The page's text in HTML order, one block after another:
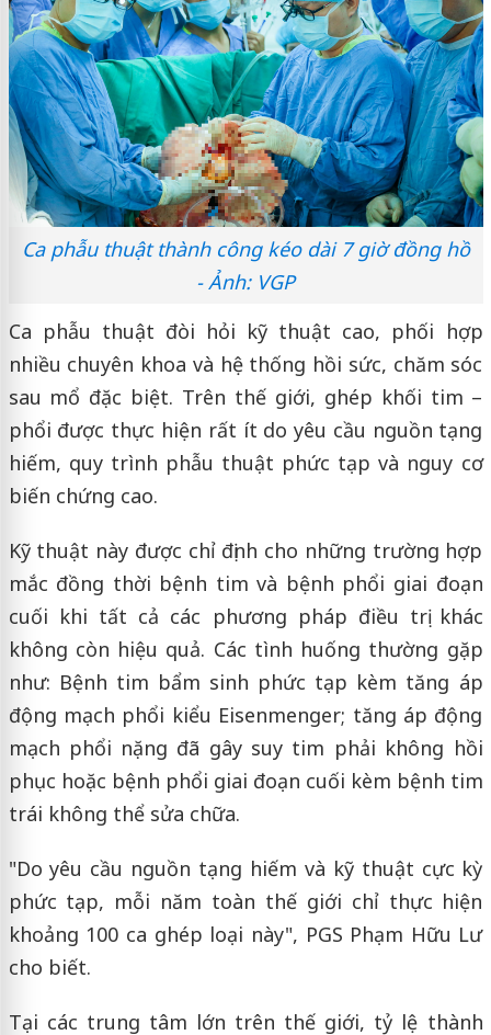
Ca phẫu thuật thành công kéo dài 7 giờ đồng hồ
- Ảnh: VGP
Ca phẫu thuật đòi hỏi kỹ thuật cao, phối hợp
nhiều chuyên khoa và hệ thống hồi sức, chăm sóc
sau mổ đặc biệt. Trên thế giới, ghép khối tim –
phổi được thực hiện rất ít do yêu cầu nguồn tạng
hiếm, quy trình phẫu thuật phức tạp và nguy cơ
biến chứng cao.
Kỹ thuật này được chỉ định cho những trường hợp
mắc đồng thời bệnh tim và bệnh phổi giai đoạn
cuối khi tất cả các phương pháp điều trị khác
không còn hiệu quả. Các tình huống thường gặp
như: Bệnh tim bẩm sinh phức tạp kèm tăng áp
động mạch phổi kiểu Eisenmenger; tăng áp động
mạch phổi nặng đã gây suy tim phải không hồi
phục hoặc bệnh phổi giai đoạn cuối kèm bệnh tim
trái không thể sửa chữa.
"Do yêu cầu nguồn tạng hiếm và kỹ thuật cực kỳ
phức tạp, mỗi năm toàn thế giới chỉ thực hiện
khoảng 100 ca ghép loại này", PGS Phạm Hữu Lư
cho biết.
Tại các trung tâm lớn trên thế giới, tỷ lệ thành